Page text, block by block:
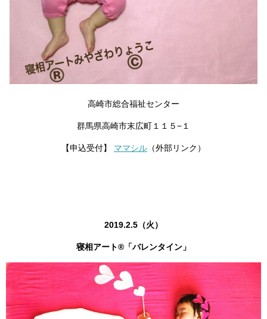
高崎市総合福祉センター
群馬県高崎市末広町１１５−１
【申込受付】 ママシル （外部リンク）
2019.2.5（火）
寝相アート®「バレンタイン」